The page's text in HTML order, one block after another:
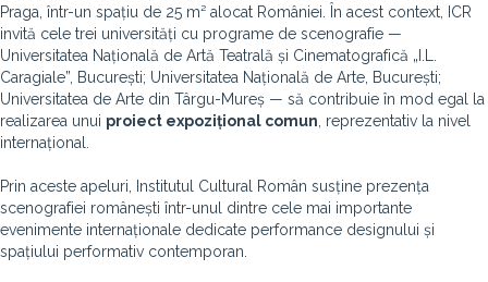
Praga, într-un spațiu de 25 m² alocat României. În acest context, ICR
invită cele trei universități cu programe de scenografie —
Universitatea Națională de Artă Teatrală și Cinematografică „I.L.
Caragiale”, București; Universitatea Națională de Arte, București;
Universitatea de Arte din Târgu-Mureș — să contribuie în mod egal la
realizarea unui proiect expozițional comun , reprezentativ la nivel
internațional.
Prin aceste apeluri, Institutul Cultural Român susține prezența
scenografiei românești într-unul dintre cele mai importante
evenimente internaționale dedicate performance designului și
spațiului performativ contemporan.